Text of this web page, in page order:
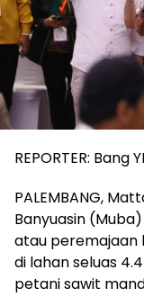
REPORTER: Bang
PALEMBANG,
Banyuasin
atau peremajaan
di lahan seluas
petani sawit